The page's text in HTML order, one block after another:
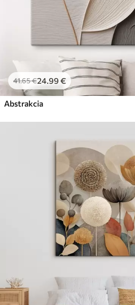
Bezpečný atrament bez zápachu
Povrch podobný plátnu
Ekologický materiál
Eko-Premium
Od 36.00€
✓Žiarivé a sýte farby
✓Odolné voči vyblednutiu
Ekologický materiál
41.65€24.99 €
Abstrakcia